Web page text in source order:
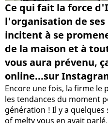
Ce qui fait la force
l'organisation de
incitent à se
de la maison et à
vous aura prévenu,
online...sur
Encore une fois, la firme le
les tendances du moment
génération ! Il y a
of melty vous en avait parlé,